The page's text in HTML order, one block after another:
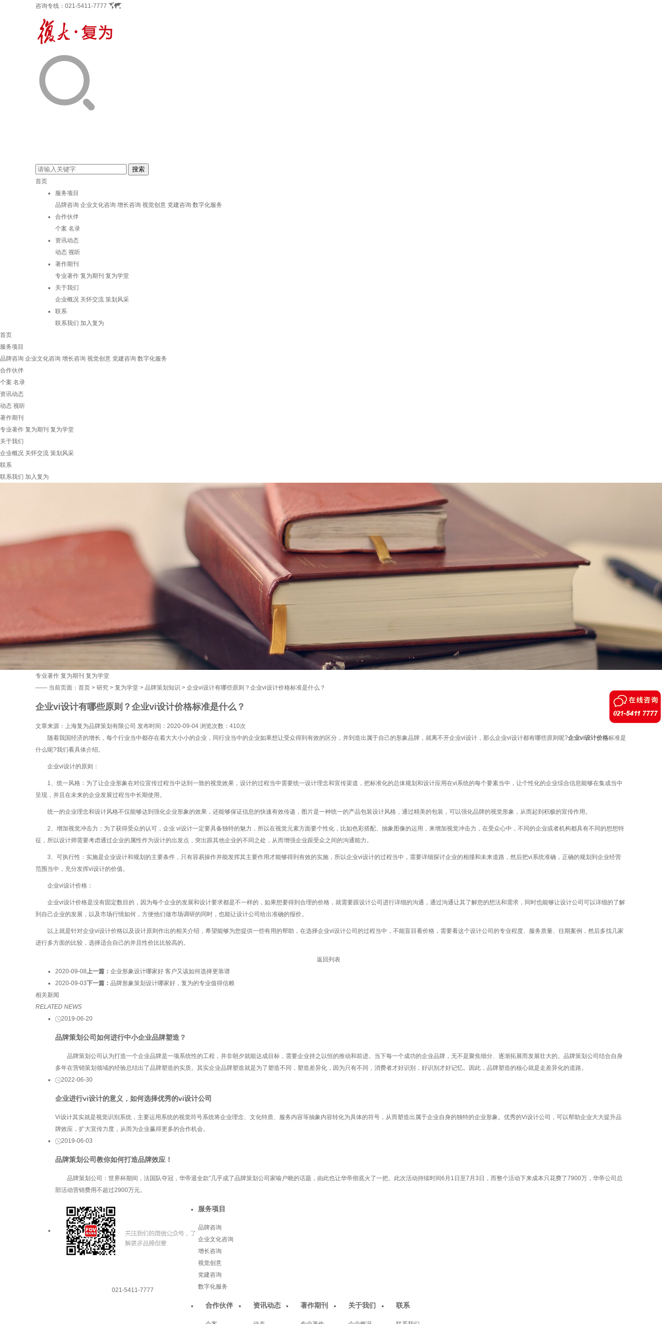
咨询专线： 021-5411-7777
首页
服务项目
品牌咨询 企业文化咨询 增长咨询 视觉创意 党建咨询 数字化服务
合作伙伴
个案 名录
资讯动态
动态 视听
著作期刊
专业著作 复为期刊 复为学堂
关于我们
企业概况 关怀交流 策划风采
联系
联系我们 加入复为
首页
服务项目
品牌咨询 企业文化咨询 增长咨询 视觉创意 党建咨询 数字化服务
合作伙伴
个案 名录
资讯动态
动态 视听
著作期刊
专业著作 复为期刊 复为学堂
关于我们
企业概况 关怀交流 策划风采
联系
联系我们 加入复为
专业著作 复为期刊 复为学堂
—— 当前页面： 首页 > 研究 > 复为学堂 > 品牌策划知识 > 企业vi设计有哪些原则？企业vi设计价格标准是什么？
企业vi设计有哪些原则？企业vi设计价格标准是什么？
文章来源：上海复为品牌策划有限公司 发布时间：2020-09-04 浏览次数： 410次
随着我国经济的增长，每个行业当中都存在着大大小小的企业，同行业当中的企业如果想让受众得到有效的区分，并到造出属于自己的形象品牌，就离不开企业vi设计，那么企业vi设计都有哪些原则呢?企业vi设计价格标准是
什么呢?我们看具体介绍。
企业vi设计的原则：
1、统一风格：为了让企业形象在对位宣传过程当中达到一致的视觉效果，设计的过程当中需要统一设计理念和宣传渠道，把标准化的总体规划和设计应用在vi系统的每个要素当中，让个性化的企业综合信息能够在集成当中
呈现，并且在未来的企业发展过程当中长期使用。
统一的企业理念和设计风格不仅能够达到强化企业形象的效果，还能够保证信息的快速有效传递，图片是一种统一的产品包装设计风格，通过精美的包装，可以强化品牌的视觉形象，从而起到积极的宣传作用。
2、增加视觉冲击力：为了获得受众的认可，企业 vi设计一定要具备独特的魅力，所以在视觉元素方面要个性化，比如色彩搭配、抽象图像的运用，来增加视觉冲击力，在受众心中，不同的企业或者机构都具有不同的想想特
征，所以设计师需要考虑通过企业的属性作为设计的出发点，突出跟其他企业的不同之处，从而增强企业跟受众之间的沟通能力。
3、可执行性：实施是企业设计和规划的主要条件，只有容易操作并能发挥其主要作用才能够得到有效的实施，所以企业vi设计的过程当中，需要详细探讨企业的相撞和未来道路，然后把vi系统准确，正确的规划到企业经营
范围当中，充分发挥vi设计的价值。
企业vi设计价格：
企业vi设计价格是没有固定数目的，因为每个企业的发展和设计要求都是不一样的，如果想要得到合理的价格，就需要跟设计公司进行详细的沟通，通过沟通让其了解您的想法和需求，同时也能够让设计公司可以详细的了解
到自己企业的发展，以及市场行情如何，方便他们做市场调研的同时，也能让设计公司给出准确的报价。
以上就是针对企业vi设计价格以及设计原则作出的相关介绍，希望能够为您提供一些有用的帮助，在选择企业vi设计公司的过程当中，不能盲目看价格，需要看这个设计公司的专业程度、服务质量、往期案例，然后多找几家
进行多方面的比较，选择适合自己的并且性价比比较高的。
返回列表
2020-09-08上一篇： 企业形象设计哪家好 客户又该如何选择更靠谱
2020-09-03下一篇： 品牌形象策划设计哪家好，复为的专业值得信赖
相关新闻
RELATED NEWS
2019-06-20
品牌策划公司如何进行中小企业品牌塑造？
品牌策划公司认为打造一个企业品牌是一项系统性的工程，并非朝夕就能达成目标，需要企业持之以恒的推动和前进。当下每一个成功的企业品牌，无不是聚焦细分、逐渐拓展而发展壮大的。品牌策划公司结合自身
多年在营销策划领域的经验总结出了品牌塑造的实质。其实企业品牌塑造就是为了塑造不同，塑造差异化，因为只有不同，消费者才好识别，好识别才好记忆。因此，品牌塑造的核心就是走差异化的道路。
2022-06-30
企业进行vi设计的意义，如何选择优秀的vi设计公司
Vi设计其实就是视觉识别系统，主要运用系统的视觉符号系统将企业理念、文化特质、服务内容等抽象内容转化为具体的符号，从而塑造出属于企业自身的独特的企业形象。优秀的Vi设计公司，可以帮助企业大大提升品
牌效应，扩大宣传力度，从而为企业赢得更多的合作机会。
2019-06-03
品牌策划公司教你如何打造品牌效应！
品牌策划公司​：世界杯期间，法国队夺冠，华帝退全款”几乎成了品牌策划公司家喻户晓的话题，由此也让华帝彻底火了一把。此次活动持续时间6月1日至7月3日，而整个活动下来成本只花费了7900万，华帝公司总
部活动营销费用不超过2900万元。
021-5411-7777
服务项目
品牌咨询
企业文化咨询
增长咨询
视觉创意
党建咨询
数字化服务
合作伙伴 资讯动态 著作期刊 关于我们 联系